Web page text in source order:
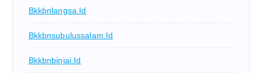
Bkkbnlangsa.id
Bkkbnsubulussalam.id
Bkkbnbinjai.id